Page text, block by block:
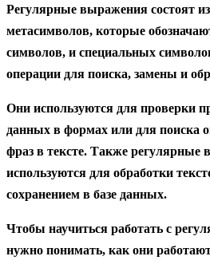
Регулярные выражения состоят
метасимволов, которые
символов, и специальных
операции для поиска, замены и
Они используются для проверки
данных в формах или для поиска
фраз в тексте. Также регулярные
используются для обработки
сохранением в базе данных.
Чтобы научиться работать с
нужно понимать, как они